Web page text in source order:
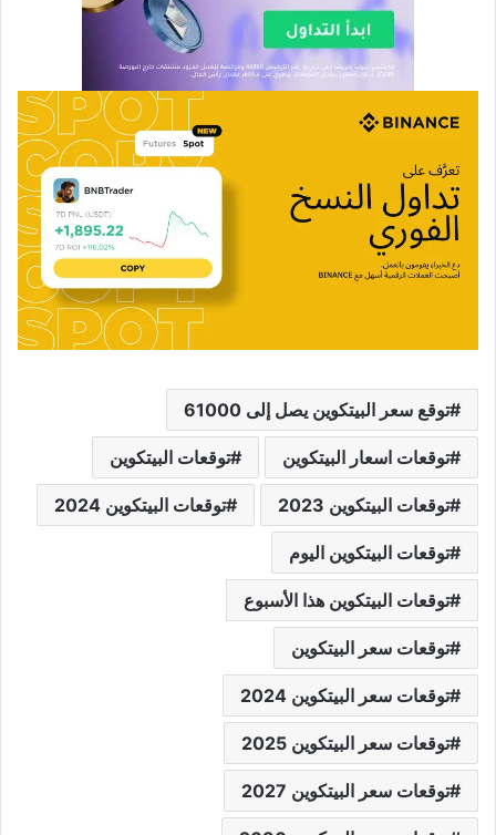
توقع سعر البيتكوين يصل إلى 61000
توقعات اسعار البيتكوين توقعات البيتكوين
توقعات البيتكوين 2023 توقعات البيتكوين 2024
توقعات البيتكوين اليوم
توقعات البيتكوين هذا الأسبوع
توقعات سعر البيتكوين
توقعات سعر البيتكوين 2024
توقعات سعر البيتكوين 2025
توقعات سعر البيتكوين 2027